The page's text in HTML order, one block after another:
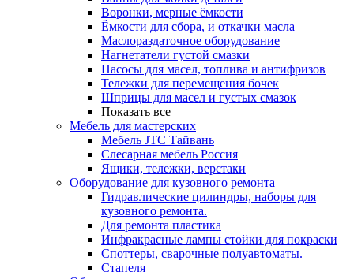
Воронки, мерные ёмкости
Ёмкости для сбора, и откачки масла
Маслораздаточное оборудование
Нагнетатели густой смазки
Насосы для масел, топлива и антифризов
Тележки для перемещения бочек
Шприцы для масел и густых смазок
Показать все
Мебель для мастерских
Мебель JTC Тайвань
Слесарная мебель Россия
Ящики, тележки, верстаки
Оборудование для кузовного ремонта
Гидравлические цилиндры, наборы для
кузовного ремонта.
Для ремонта пластика
Инфракрасные лампы стойки для покраски
Споттеры, сварочные полуавтоматы.
Стапеля